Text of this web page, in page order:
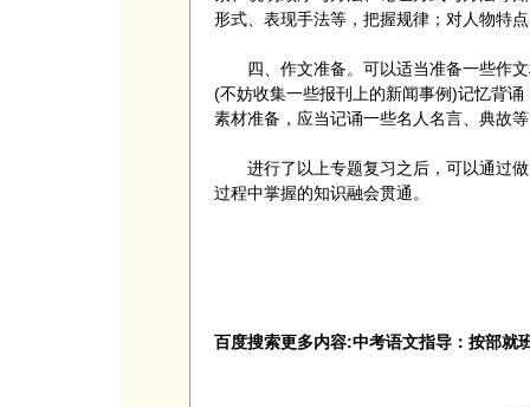
形式、表现手法等，把握规律；对人物特
四、作文准备。可以适当准备一些作文
(不妨收集一些报刊上的新闻事例)记忆背
素材准备，应当记诵一些名人名言、典故
进行了以上专题复习之后，可以通过做
过程中掌握的知识融会贯通。
百度搜索更多内容:中考语文指导：按部就